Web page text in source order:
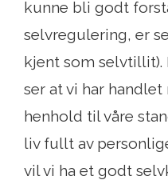
kunne bli godt
selvregulering, er
kjent som selvtillit).
ser at vi har
henhold til våre
liv fullt av
vil vi ha et godt